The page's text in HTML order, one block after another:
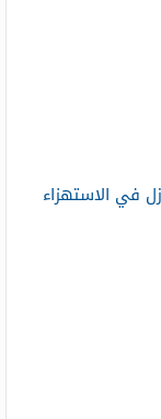
في الاستهزاء